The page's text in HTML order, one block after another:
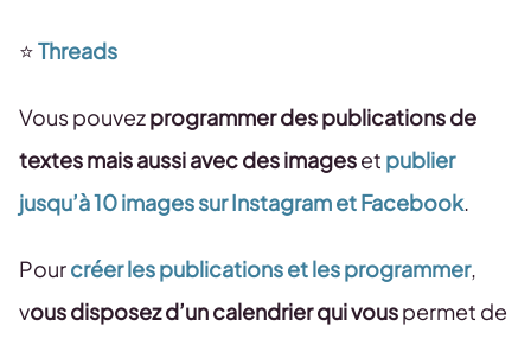
⭐️Threads
Vous pouvezprogrammer des publications de
textes mais aussi avec des imageset publier
jusqu’à 10 images sur Instagram et Facebook.
Pourcréer les publications et les programmer,
vous disposez d’un calendrier qui vouspermet de